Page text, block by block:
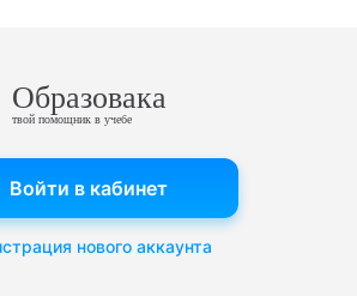
Образовака
твой помощник в учебе
Войти в кабинет
нового аккаунта